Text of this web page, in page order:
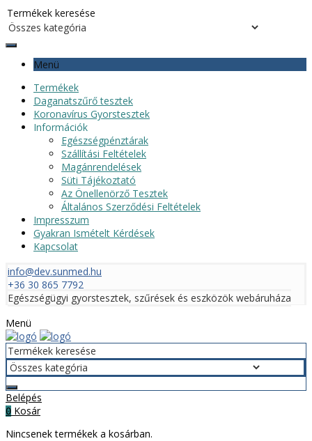
Menü
Termékek
Daganatszűrő tesztek
Koronavírus Gyorstesztek
Információk
Egészségpénztárak
Szállítási Feltételek
Magánrendelések
Süti Tájékoztató
Az Önellenörző Tesztek
Általános Szerződési Feltételek
Impresszum
Gyakran Ismételt Kérdések
Kapcsolat
info@dev.sunmed.hu
+36 30 865 7792
Egészségügyi gyorstesztek, szűrések és eszközök webáruháza
Menü
Belépés
0 Kosár
Nincsenek termékek a kosárban.